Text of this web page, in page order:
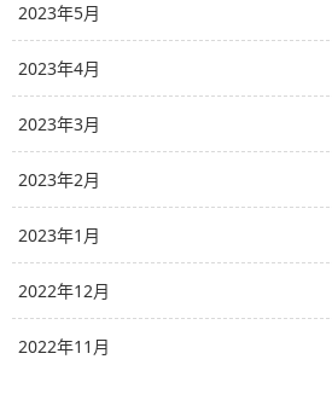
2023年5月
2023年4月
2023年3月
2023年2月
2023年1月
2022年12月
2022年11月